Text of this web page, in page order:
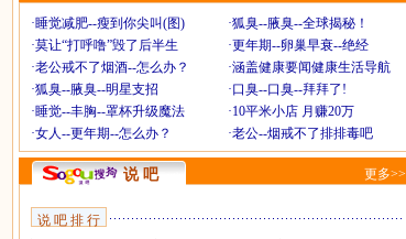
·睡觉减肥--瘦到你尖叫(图) ·狐臭--腋臭--全球揭秘！
·莫让“打呼噜”毁了后半生 ·更年期--卵巢早衰--绝经
·老公戒不了烟酒--怎么办？ ·涵盖健康要闻健康生活导航
·狐臭--腋臭--明星支招 ·口臭--口臭--拜拜了!
·睡觉--丰胸--罩杯升级魔法 ·10平米小店 月赚20万
·女人--更年期--怎么办？ ·老公--烟戒不了排排毒吧
说 吧 更多>>
说 吧 排 行